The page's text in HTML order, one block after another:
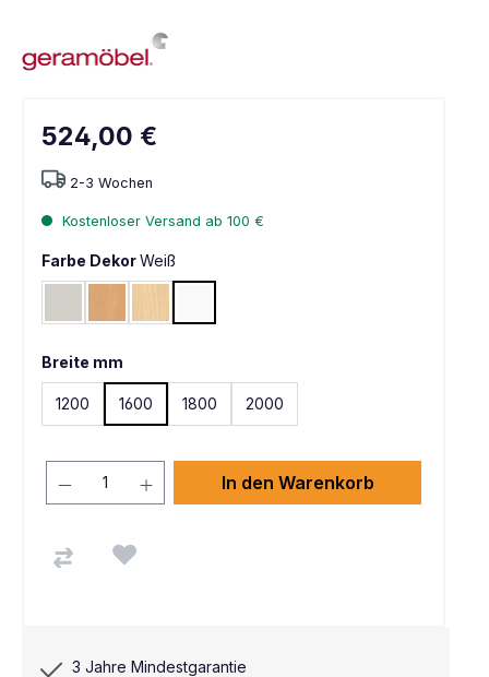
524,00 €
2-3 Wochen
Kostenloser Versand ab 100 €
Farbe DekorWeiß
Breite mm
1200 1600 1800 2000
In den Warenkorb
3 Jahre Mindestgarantie